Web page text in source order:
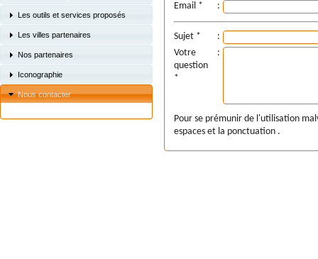
Les outils et services proposés
Les villes partenaires
Nos partenaires
Iconographie
Nous contacter
Email *
:
Sujet *
:
Votre
question
*
:
Pour se prémunir de l'utilisation
espaces et la ponctuation .